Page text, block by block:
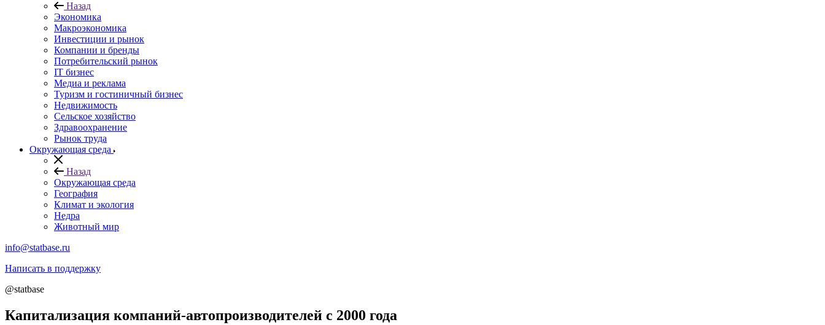
Назад
Экономика
Макроэкономика
Инвестиции и рынок
Компании и бренды
Потребительский рынок
IT бизнес
Медиа и реклама
Туризм и гостиничный бизнес
Недвижимость
Сельское хозяйство
Здравоохранение
Рынок труда
Окружающая среда
Назад
Окружающая среда
География
Климат и экология
Недра
Животный мир
info@statbase.ru
Написать в поддержку
@statbase
Капитализация компаний-автопроизводителей c 2000 года